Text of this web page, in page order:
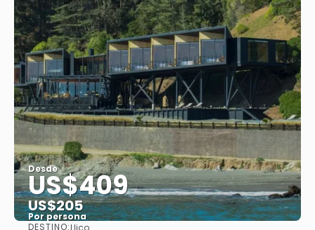
Desde
US$409
US$205
Por persona
DESTINO:Llico